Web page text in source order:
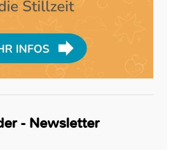
- Newsletter